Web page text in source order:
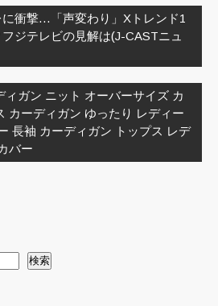
に衝撃…「声変わり」Xトレンド1
ジテレビの見解は(J-CASTニュ
ィガン ニット オーバーサイズ カ
カーディガン ゆったり レディー
長袖 カーディガン トップス レデ
バー
検索